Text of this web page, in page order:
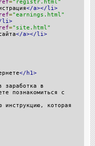
="registr.html"
</a></li>
="earnings.html"
li>
="site.html"
</a></li>
</h1>
в
познакомиться с
которая